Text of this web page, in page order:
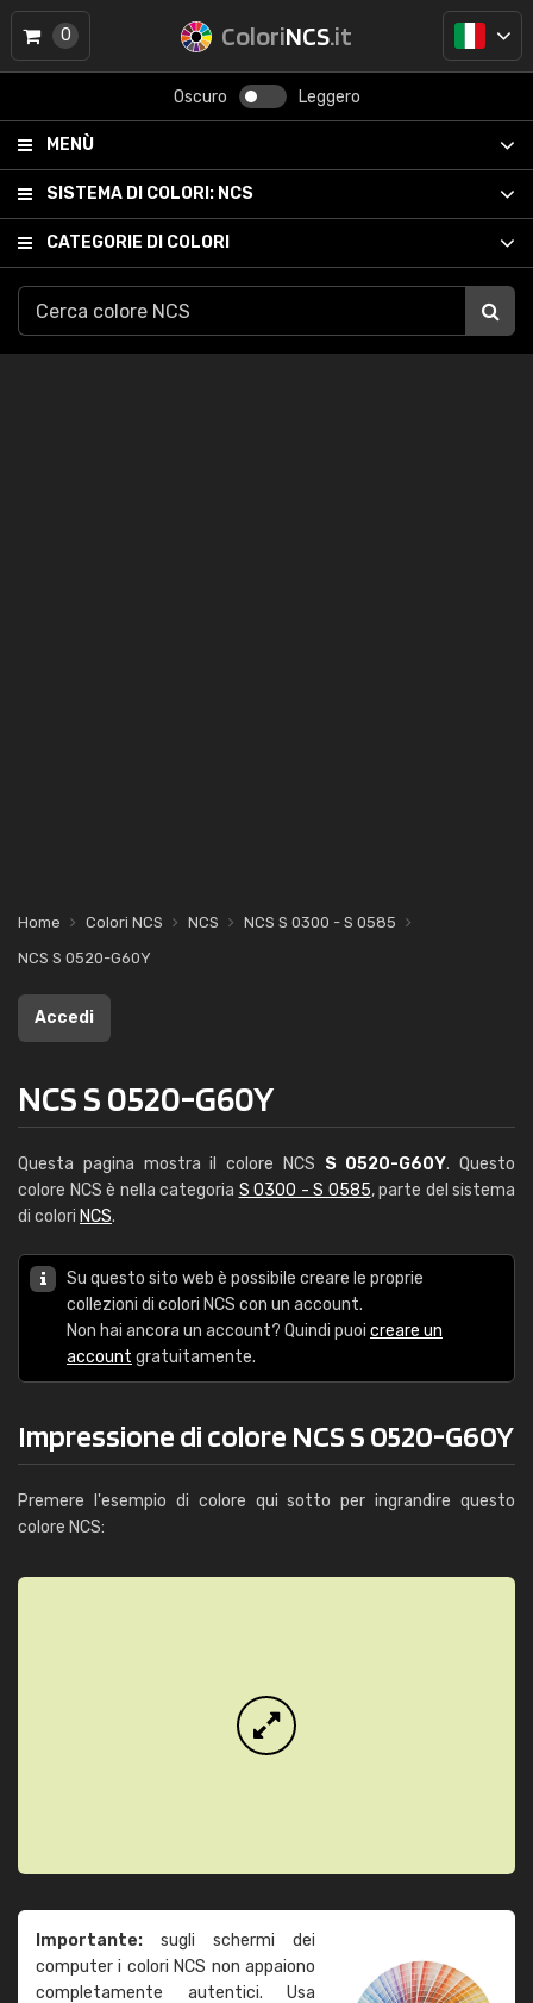
ColoriNCS.it
Oscuro Leggero
MENÙ
SISTEMA DI COLORI: NCS
CATEGORIE DI COLORI
0
Home Colori NCS NCS
NCS S 0300 - S 0585
NCS S 0520-G60Y
Accedi
NCS S 0520-G60Y
Questa pagina mostra il colore NCS S 0520-G60Y. Questo
colore NCS è nella categoria S 0300 - S 0585, parte del sistema
di colori NCS.
Su questo sito web è possibile creare le proprie
collezioni di colori NCS con un account.
Non hai ancora un account? Quindi puoi creare un
account gratuitamente.
Impressione di colore NCS S 0520-G60Y
Premere l'esempio di colore qui sotto per ingrandire questo
colore NCS:
Importante: sugli schermi dei
computer i colori NCS non appaiono
completamente autentici. Usa